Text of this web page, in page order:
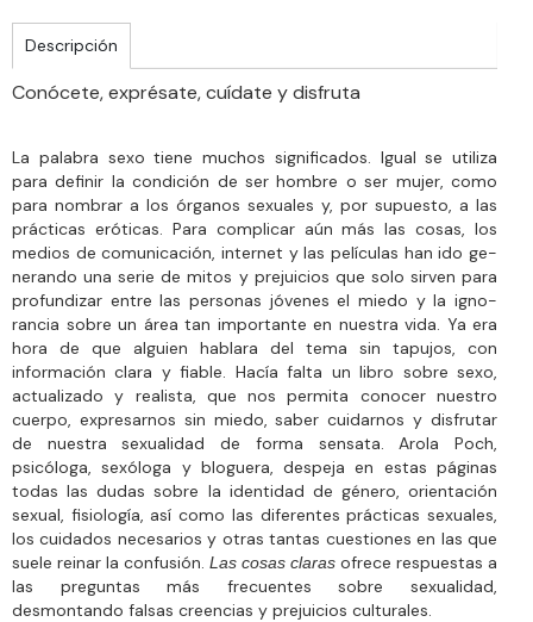
Descripción
Conócete, exprésate, cuídate y disfruta
La palabra sexo tiene muchos significados. Igual se utiliza
para definir la condición de ser hombre o ser mujer, como
para nombrar a los órganos sexuales y, por supuesto, a las
prácticas eróticas. Para complicar aún más las cosas, los
medios de comunicación, internet y las películas han ido ge­
nerando una serie de mitos y prejuicios que solo sirven para
profundizar entre las personas jóvenes el miedo y la igno­
rancia sobre un área tan importante en nuestra vida. Ya era
hora de que alguien hablara del tema sin tapujos, con
información clara y fiable. Hacía falta un libro sobre sexo,
actualizado y realista, que nos permita conocer nues­tro
cuerpo, expresarnos sin miedo, saber cuidarnos y dis­frutar
de nuestra sexualidad de forma sensata. Arola Poch,
psicóloga, sexóloga y bloguera, despeja en estas páginas
todas las dudas sobre la identidad de género, orientación
sexual, fisiología, así como las diferentes prácticas sexuales,
los cuidados necesarios y otras tantas cuestiones en las que
suele reinar la confusión. Las cosas claras ofrece respuestas a
las preguntas más fre­cuentes sobre sexualidad,
desmontando falsas creencias y prejuicios culturales.